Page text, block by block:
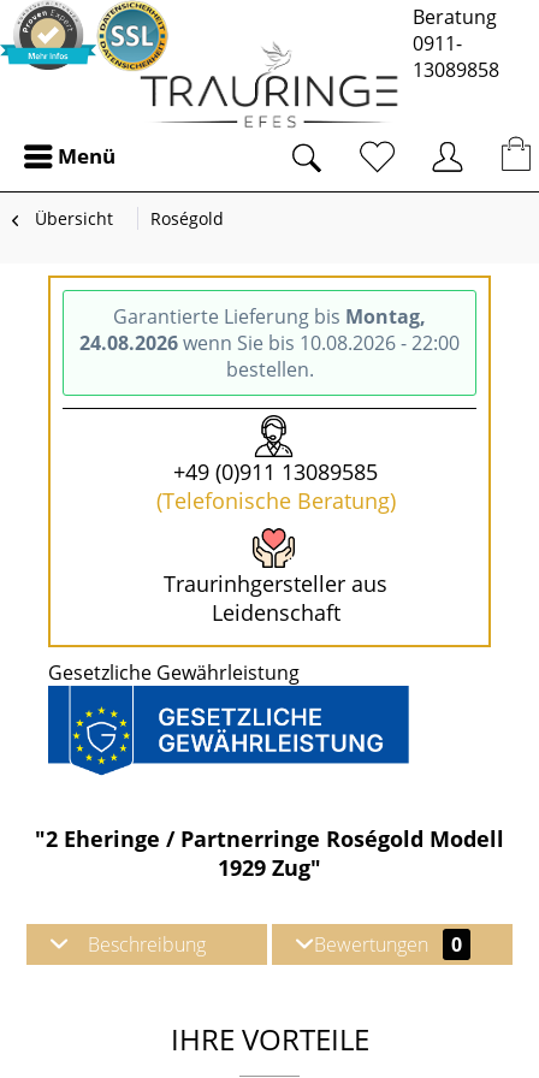
Beratung
0911-
13089858
Menü
Übersicht Roségold
Garantierte Lieferung bis Montag,
24.08.2026wenn Sie bis 10.08.2026 - 22:00
bestellen.
+49 (0)911 13089585
(Telefonische Beratung)
Traurinhgersteller aus
Leidenschaft
Gesetzliche Gewährleistung
"2 Eheringe / Partnerringe Roségold Modell
1929 Zug"
Beschreibung Bewertungen 0
IHRE VORTEILE